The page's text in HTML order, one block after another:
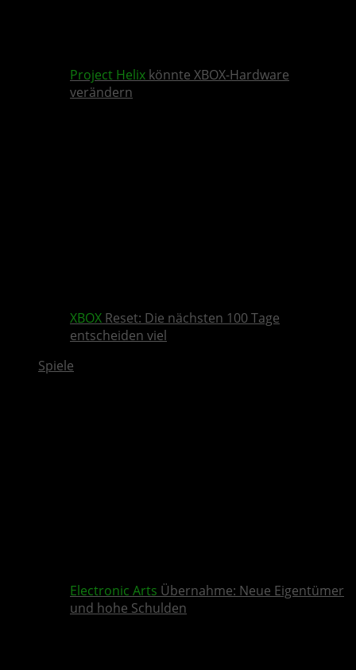
Project Helix könnte XBOX-Hardware
verändern
XBOX Reset: Die nächsten 100 Tage
entscheiden viel
Spiele
Electronic Arts Übernahme: Neue Eigentümer
und hohe Schulden